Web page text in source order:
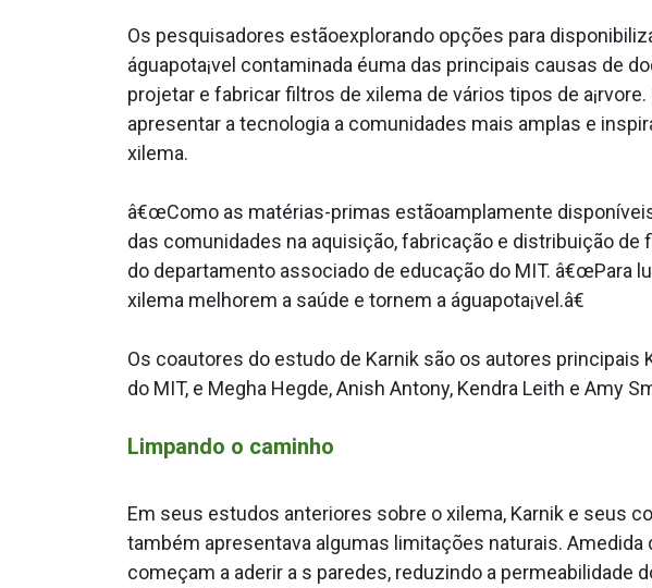
Os pesquisadores estãoexplorando opções para
águapota¡vel contaminada éuma das principais causas de
projetar e fabricar filtros de xilema de vários tipos de
apresentar a tecnologia a comunidades mais amplas e
xilema.
â€œComo as matérias-primas estãoamplamente
das comunidades na aquisição, fabricação e distribuição de
do departamento associado de educação do MIT. â€œPara
xilema melhorem a saúde e tornem a águapota¡vel.â€
Os coautores do estudo de Karnik são os autores principais
do MIT, e Megha Hegde, Anish Antony, Kendra Leith e Amy
Limpando o caminho
Em seus estudos anteriores sobre o xilema, Karnik e seus
também apresentava algumas limitações naturais.
começam a aderir a s paredes, reduzindo a permeabilidade